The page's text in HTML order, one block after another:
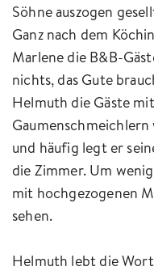
Söhne auszogen
Ganz nach dem
Marlene die B&B-
nichts, das Gute
Helmuth die Gäste
und häufig legt er
die Zimmer. Um
mit hochgezogenen
sehen.
Helmuth lebt die